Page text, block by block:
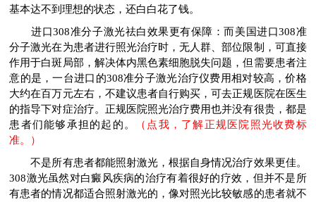
基本达不到理想的状态，还白白花了钱。
进口308准分子激光祛白效果更有保障：而美国进口308准
分子激光在为患者进行照光治疗时，无人群、部位限制，可直接
作用于白斑局部，解决体内黑色素细胞脱失问题，但需要患者注
意的是，一台进口的308准分子激光治疗仪费用相对较高，价格
大约在百万元左右，不建议患者自行购买，可去正规医院在医生
的指导下对症治疗。正规医院照光治疗费用也并没有很贵，都是
患者们能够承担的起的。
（点我，了解正规医院照光收费标
准。）
不是所有患者都能照射激光，根据自身情况治疗效果更佳。
308激光虽然对白癜风疾病的治疗有着很好的疗效，但并不是所
有患者的情况都适合照射激光的，像对照光比较敏感的患者就不